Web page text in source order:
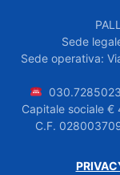
Sede
Sede operativa:
Capitale sociale
C.F.